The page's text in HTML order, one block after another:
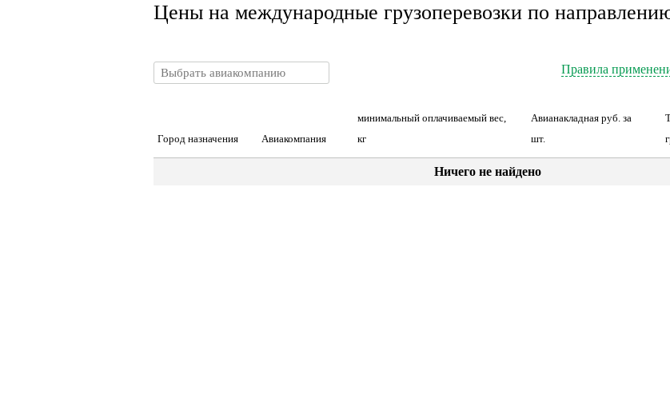
Цены на международные грузоперевозки по
Правила
Город назначения Авиакомпания
минимальный оплачиваемый вес,
кг
Авианакладная руб. за
шт.
Ничего не найдено